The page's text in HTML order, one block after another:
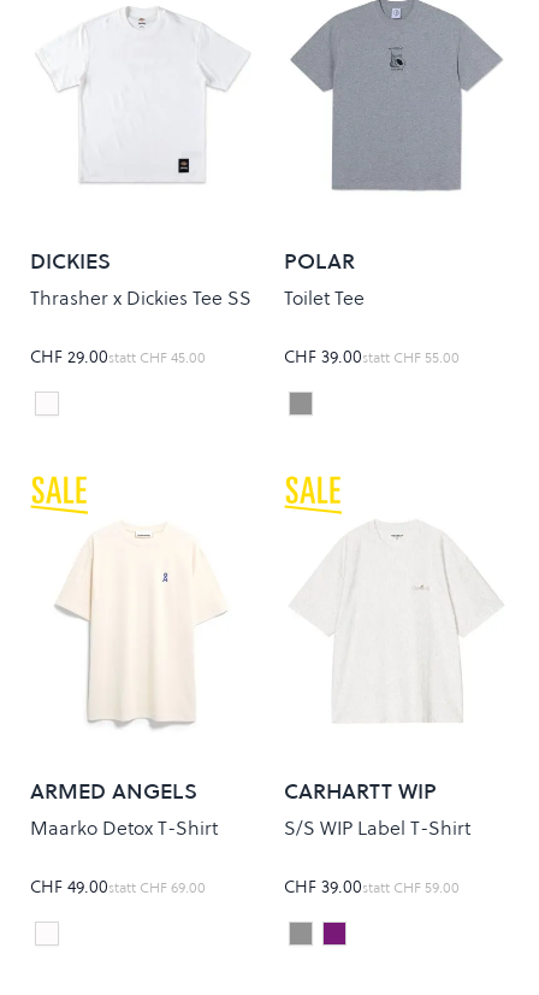
DICKIES
Thrasher x Dickies Tee SS
CHF 29.00statt CHF 45.00
Colour
white
POLAR
Toilet Tee
CHF 39.00statt CHF 55.00
Colour
Heather Grey
ARMED ANGELS
Maarko Detox T-Shirt
CHF 49.00statt CHF 69.00
Colour
PURE
CARHARTT WIP
S/S WIP Label T-Shirt
CHF 39.00statt CHF 59.00
Colour
Ash Heather
CALLA